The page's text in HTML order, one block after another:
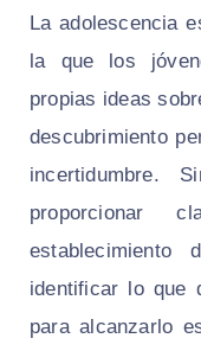
La adolescencia
la que los
propias ideas
descubrimiento
incertidumbre.
proporcionar
identificar lo que
para alcanzarlo